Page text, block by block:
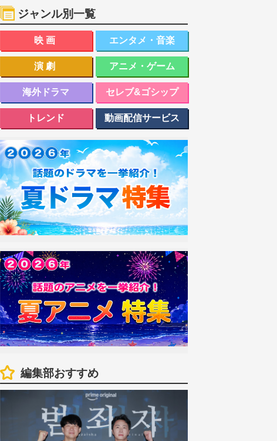
ジャンル別一覧
映画 エンタメ・音楽
演劇 アニメ・ゲーム
海外ドラマ セレブ&ゴシップ
トレンド 動画配信サービス
編集部おすすめ